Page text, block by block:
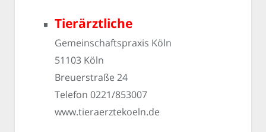
Tierärztliche
Gemeinschaftspraxis Köln
51103 Köln
Breuerstraße 24
Telefon 0221/853007
www.tieraerztekoeln.de